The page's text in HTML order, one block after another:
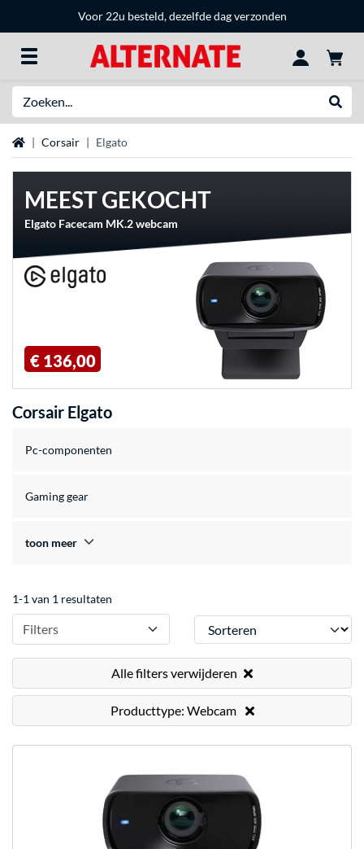
Voor 22u besteld, dezelfde dag verzonden
HomeCorsair Elgato
MEEST GEKOCHT
Elgato Facecam MK.2 webcam
€ 136,00
Corsair Elgato
Pc-componenten
Gaming gear
toon meer
1-1 van 1 resultaten
Filters Sorteren
Alle filters verwijderen
Producttype: Webcam